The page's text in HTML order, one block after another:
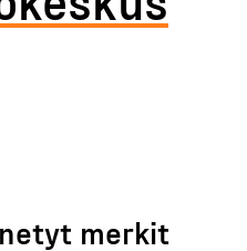
merkit